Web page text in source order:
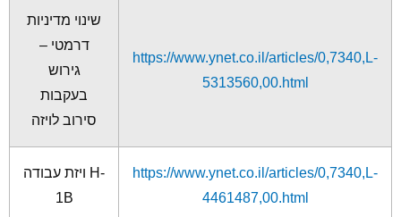
שינוי מדיניות
דרמטי –
גירוש
בעקבות
סירוב לויזה
https://www.ynet.co.il/articles/0,7340,L-
5313560,00.html
ויזת עבודה H-
1B
https://www.ynet.co.il/articles/0,7340,L-
4461487,00.html